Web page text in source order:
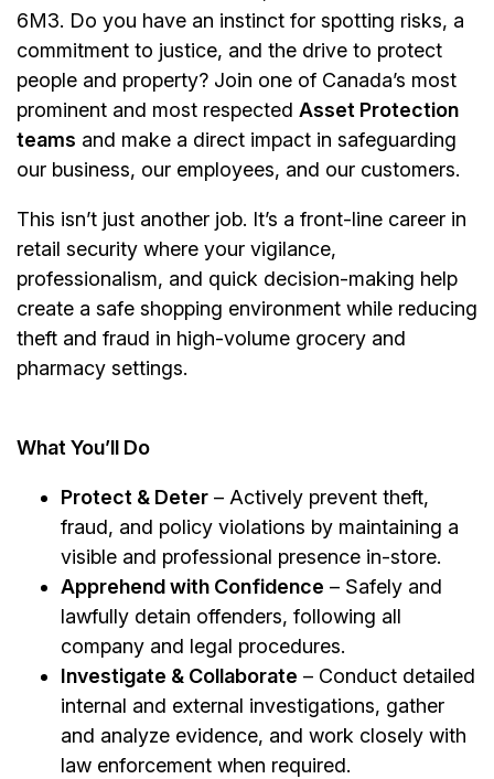
6M3. Do you have an instinct for spotting risks, a
commitment to justice, and the drive to protect
people and property? Join one of Canada’s most
prominent and most respected Asset Protection
teams and make a direct impact in safeguarding
our business, our employees, and our customers.
This isn’t just another job. It’s a front-line career in
retail security where your vigilance,
professionalism, and quick decision-making help
create a safe shopping environment while reducing
theft and fraud in high-volume grocery and
pharmacy settings.
What You’ll Do
Protect & Deter – Actively prevent theft,
fraud, and policy violations by maintaining a
visible and professional presence in-store.
Apprehend with Confidence – Safely and
lawfully detain offenders, following all
company and legal procedures.
Investigate & Collaborate – Conduct detailed
internal and external investigations, gather
and analyze evidence, and work closely with
law enforcement when required.